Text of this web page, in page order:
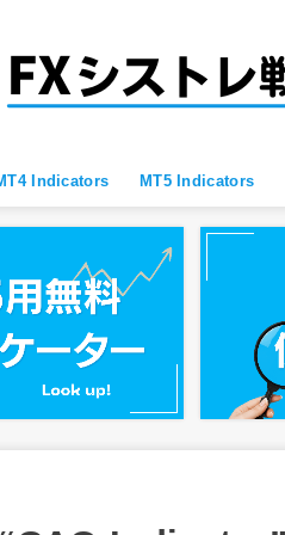
Indicators
すべて
便利ツール
Oscillator
Moving Average
Fibonacci
Bollinger Bands
レジサポ・トレンドライン
ブレイクアウト向け
スキャルピング向け
通貨強弱
プライスアクション向け
MT5 Indicators